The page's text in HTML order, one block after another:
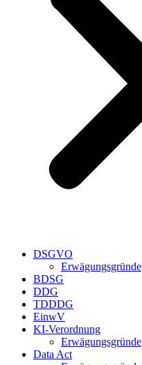
DSGVO
Erwägungsgründe
BDSG
DDG
TDDDG
EinwV
KI-Verordnung
Erwägungsgründe
Data Act